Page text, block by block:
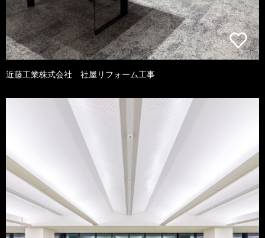
近藤工業株式会社 社屋リフォーム工事